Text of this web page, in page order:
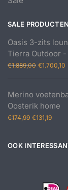
SALE PRODUCTEN
Oasis 3-zits
Tierra Outdoor
€1.889,00 €1.700,10
Merino
Oosterik home
€174,99
€174,99.
€131,19
OOK